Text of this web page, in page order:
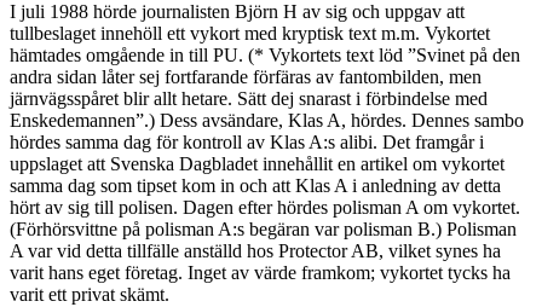
I juli 1988 hörde journalisten Björn H av sig och uppgav att
tullbeslaget innehöll ett vykort med kryptisk text m.m. Vykortet
hämtades omgående in till PU. (* Vykortets text löd ”Svinet på den
andra sidan låter sej fortfarande förfäras av fantombilden, men
järnvägsspåret blir allt hetare. Sätt dej snarast i förbindelse med
Enskedemannen”.) Dess avsändare, Klas A, hördes. Dennes sambo
hördes samma dag för kontroll av Klas A:s alibi. Det framgår i
uppslaget att Svenska Dagbladet innehållit en artikel om vykortet
samma dag som tipset kom in och att Klas A i anledning av detta
hört av sig till polisen. Dagen efter hördes polisman A om vykortet.
(Förhörsvittne på polisman A:s begäran var polisman B.) Polisman
A var vid detta tillfälle anställd hos Protector AB, vilket synes ha
varit hans eget företag. Inget av värde framkom; vykortet tycks ha
varit ett privat skämt.